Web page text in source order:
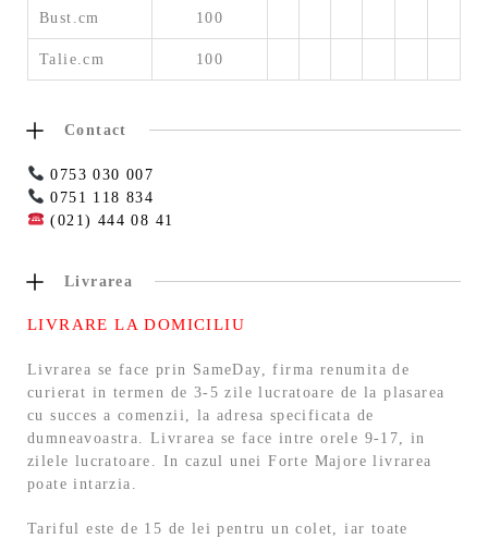
Bust.cm 100
Talie.cm 100
Contact
0753 030 007
0751 118 834
(021) 444 08 41
Livrarea
LIVRARE LA DOMICILIU
Livrarea se face prin SameDay, firma renumita de
curierat in termen de 3-5 zile lucratoare de la plasarea
cu succes a comenzii, la adresa specificata de
dumneavoastra. Livrarea se face intre orele 9-17, in
zilele lucratoare. In cazul unei Forte Majore livrarea
poate intarzia.
Tariful este de 15 de lei pentru un colet, iar toate